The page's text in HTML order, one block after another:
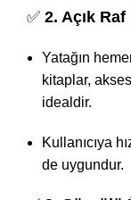
✅ 2. Açık
Yatağın
kitaplar,
idealdir.
Kullanıcıya
de uygundur.